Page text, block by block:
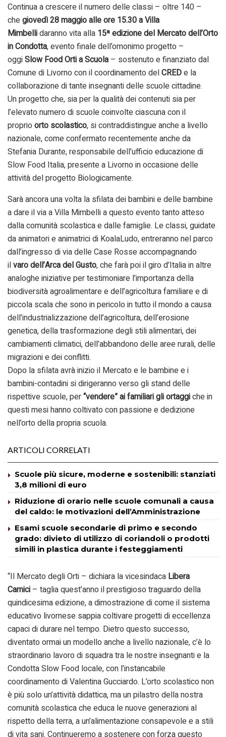
Continua a crescere il numero delle classi – oltre 140 –
chegiovedì 28 maggio alle ore 15.30 a Villa
Mimbellidaranno vita alla 15ª edizione del Mercato dell’Orto
in Condotta, evento finale dell’omonimo progetto –
oggiSlow Food Orti a Scuola – sostenuto e finanziato dal
Comune di Livorno con il coordinamento delCREDe la
collaborazione di tante insegnanti delle scuole cittadine.
Un progetto che, sia per la qualità dei contenuti sia per
l’elevato numero di scuole coinvolte ciascuna con il
proprioorto scolastico, si contraddistingue anche a livello
nazionale, come confermato recentemente anche da
Stefania Durante, responsabile dell’ufficio educazione di
Slow Food Italia, presente a Livorno in occasione delle
attività del progetto Biologicamente.
Sarà ancora una volta la sfilata dei bambini e delle bambine
a dare il via a Villa Mimbelli a questo evento tanto atteso
dalla comunità scolastica e dalle famiglie. Le classi, guidate
da animatori e animatrici di KoalaLudo, entreranno nel parco
dall’ingresso di via delle Case Rosse accompagnando
ilvaro dell’Arca del Gusto, che farà poi il giro d’Italia in altre
analoghe iniziative per testimoniare l’importanza della
biodiversità agroalimentare e dell’agricoltura familiare e di
piccola scala che sono in pericolo in tutto il mondo a causa
dell’industrializzazione dell’agricoltura, dell’erosione
genetica, della trasformazione degli stili alimentari, dei
cambiamenti climatici, dell’abbandono delle aree rurali, delle
migrazioni e dei conflitti.
Dopo la sfilata avrà inizio il Mercato e le bambine e i
bambini-contadini si dirigeranno verso gli stand delle
rispettive scuole, per“vendere” ai familiari gli ortaggiche in
questi mesi hanno coltivato con passione e dedizione
nell’orto della propria scuola.
ARTICOLI CORRELATI
Scuole più sicure, moderne e sostenibili: stanziati
3,8 milioni di euro
Riduzione di orario nelle scuole comunali a causa
del caldo: le motivazioni dell’Amministrazione
Esami scuole secondarie di primo e secondo
grado: divieto di utilizzo di coriandoli o prodotti
simili in plastica durante i festeggiamenti
“Il Mercato degli Orti – dichiara la vicesindaca Libera
Camici – taglia quest’anno il prestigioso traguardo della
quindicesima edizione, a dimostrazione di come il sistema
educativo livornese sappia coltivare progetti di eccellenza
capaci di durare nel tempo. Dietro questo successo,
diventato ormai un modello anche a livello nazionale, c’è lo
straordinario lavoro di squadra tra le nostre insegnanti e la
Condotta Slow Food locale, con l’instancabile
coordinamento di Valentina Gucciardo. L’orto scolastico non
è più solo un’attività didattica, ma un pilastro della nostra
comunità scolastica che educa le nuove generazioni al
rispetto della terra, a un’alimentazione consapevole e a stili
di vita sani. Continueremo a sostenere con forza questo